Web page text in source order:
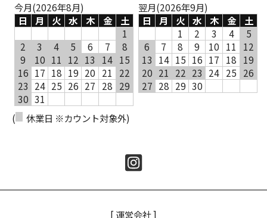
今月(2026年8月)
日
月 火 水 木 金
土
1
2
3 4 5 6 7
8
9
10 11 12 13 14 15
16 17 18 19 20 21
22
23 24 25 26 27 28 29
30 31
翌月(2026年9月)
日
月 火 水 木 金
土
1
2 3 4
5
6
7 8 9 10 11
12
13 14 15 16 17 18 19
20 21 22 23 24 25 26
27 28 29 30
( 休業日 ※カウント対象外)
[ 運営会社 ]